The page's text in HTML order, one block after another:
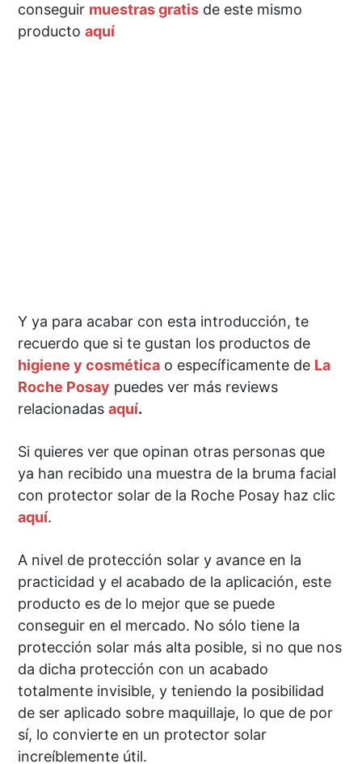
conseguir muestras gratis de este mismo
productoaquí
Y ya para acabar con esta introducción, te
recuerdo que si te gustan los productos de
higiene y cosmética o específicamente de La
Roche Posay puedes ver más reviews
relacionadasaquí.
Si quieres ver que opinan otras personas que
ya han recibido una muestra de la bruma facial
con protector solar de la Roche Posay haz clic
aquí.
A nivel de protección solar y avance en la
practicidad y el acabado de la aplicación, este
producto es de lo mejor que se puede
conseguir en el mercado. No sólo tiene la
protección solar más alta posible, si no que nos
da dicha protección con un acabado
totalmente invisible, y teniendo la posibilidad
de ser aplicado sobre maquillaje, lo que de por
sí, lo convierte en un protector solar
increíblemente útil.